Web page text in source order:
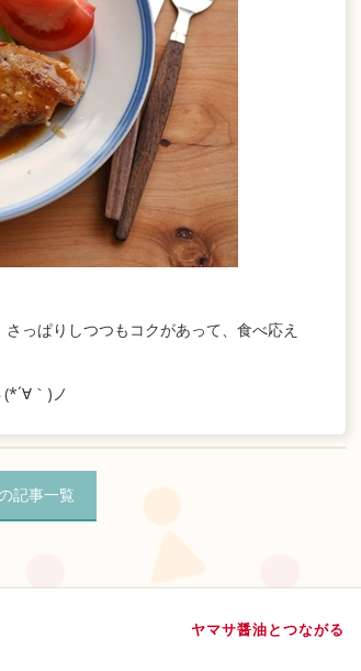
っぱりしつつもコクがあって、食べ応え
｀)ノ
記事一覧
ヤマサ醤油とつながる